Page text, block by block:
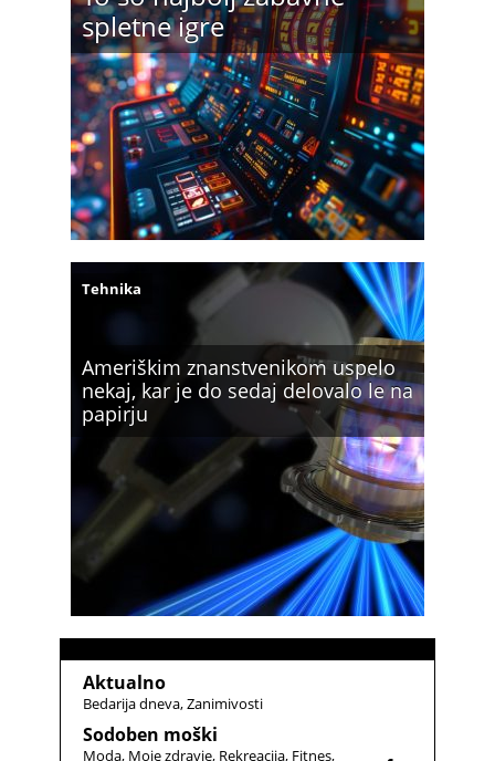
spletne igre
Ameriškim znanstvenikom uspelo
nekaj, kar je do sedaj delovalo le na
papirju
Tehnika
Aktualno
Bedarija dneva Zanimivosti
Sodoben moški
Moda Moje zdravje Rekreacija Fitnes